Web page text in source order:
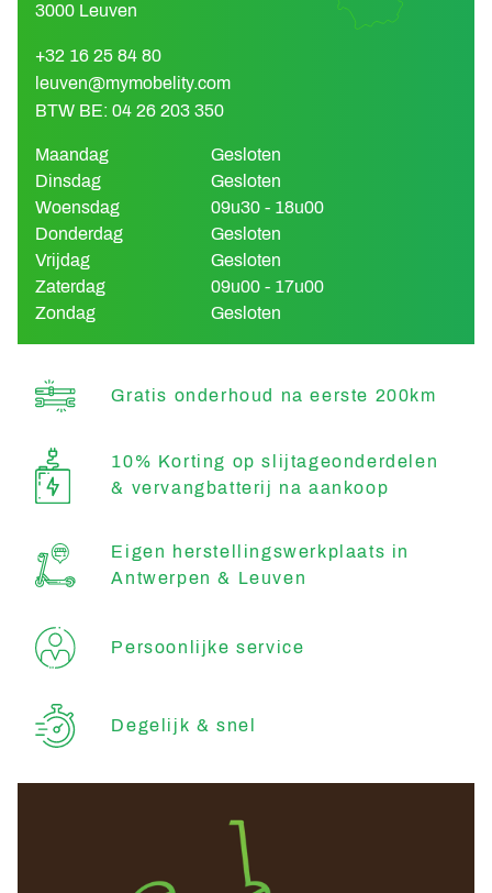
3000 Leuven
+32 16 25 84 80
leuven@mymobelity.com
BTW BE: 04 26 203 350
Maandag
Gesloten
Dinsdag
Gesloten
Woensdag
09u30 - 18u00
Donderdag
Gesloten
Vrijdag
Gesloten
Zaterdag
09u00 - 17u00
Zondag
Gesloten
Gratis onderhoud na eerste 200km
10% Korting op slijtageonderdelen
& vervangbatterij na aankoop
Eigen herstellingswerkplaats in
Antwerpen & Leuven
Persoonlijke service
Degelijk & snel